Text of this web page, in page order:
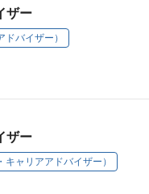
ザー
バイザー）
ザー
ャリアアドバイザー）